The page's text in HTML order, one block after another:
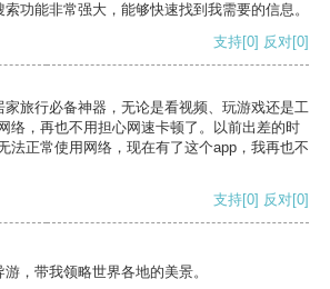
功能非常强大，能够快速找到我需要的信息。
支持[0] 反对[0]
旅行必备神器，无论是看视频、玩游戏还是工
络，再也不用担心网速卡顿了。以前出差的时
法正常使用网络，现在有了这个app，我再也不
支持[0] 反对[0]
，带我领略世界各地的美景。